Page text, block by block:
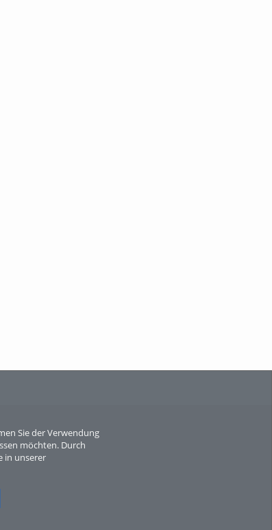
Sie der Verwendung
möchten. Durch
in unserer
Sperber